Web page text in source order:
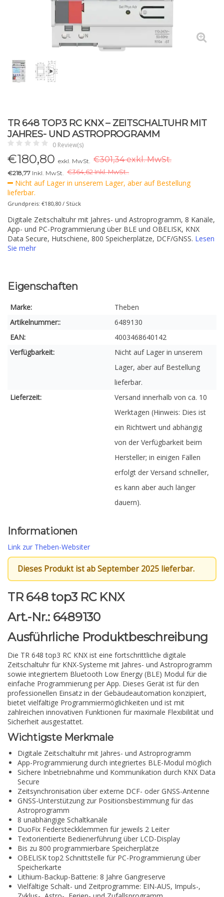
TR 648 TOP3 RC KNX – ZEITSCHALTUHR MIT
JAHRES- UND ASTROPROGRAMM
0 Review(s)
€180,80 exkl. MwSt. €301,34 exkl. MwSt.
€218,77 Inkl. MwSt. €364,62 Inkl. MwSt..
Nicht auf Lager in unserem Lager, aber auf Bestellung
lieferbar.
Grundpreis: €180,80 / Stück
Digitale Zeitschaltuhr mit Jahres- und Astroprogramm, 8 Kanäle,
App- und PC-Programmierung über BLE und OBELISK, KNX
Data Secure, Hutschiene, 800 Speicherplätze, DCF/GNSS. Lesen
Sie mehr
Eigenschaften
Marke:
Theben
Artikelnummer::
6489130
EAN:
4003468640142
Verfügbarkeit:
Nicht auf Lager in unserem
Lager, aber auf Bestellung
lieferbar.
Lieferzeit:
Versand innerhalb von ca. 10
Werktagen (Hinweis: Dies ist
ein Richtwert und abhängig
von der Verfügbarkeit beim
Hersteller; in einigen Fällen
erfolgt der Versand schneller,
es kann aber auch länger
dauern).
Informationen
Link zur Theben-Websiter
Dieses Produkt ist ab September 2025 lieferbar.
TR 648 top3 RC KNX
Art.-Nr.: 6489130
Ausführliche Produktbeschreibung
Die TR 648 top3 RC KNX ist eine fortschrittliche digitale
Zeitschaltuhr für KNX-Systeme mit Jahres- und Astroprogramm
sowie integriertem Bluetooth Low Energy (BLE) Modul für die
einfache Programmierung per App. Dieses Gerät ist für den
professionellen Einsatz in der Gebäudeautomation konzipiert,
bietet vielfältige Programmiermöglichkeiten und ist mit
zahlreichen innovativen Funktionen für maximale Flexibilität und
Sicherheit ausgestattet.
Wichtigste Merkmale
Digitale Zeitschaltuhr mit Jahres- und Astroprogramm
App-Programmierung durch integriertes BLE-Modul möglich
Sichere Inbetriebnahme und Kommunikation durch KNX Data
Secure
Zeitsynchronisation über externe DCF- oder GNSS-Antenne
GNSS-Unterstützung zur Positionsbestimmung für das
Astroprogramm
8 unabhängige Schaltkanäle
DuoFix Federsteckklemmen für jeweils 2 Leiter
Textorientierte Bedienerführung über LCD-Display
Bis zu 800 programmierbare Speicherplätze
OBELISK top2 Schnittstelle für PC-Programmierung über
Speicherkarte
Lithium-Backup-Batterie: 8 Jahre Gangreserve
Vielfältige Schalt- und Zeitprogramme: EIN-AUS, Impuls-,